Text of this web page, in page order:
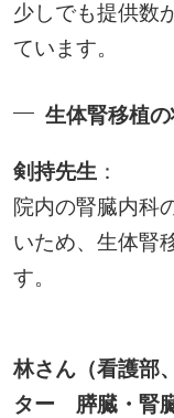
少しでも提供数
ています。
生体腎移植の
剣持先生 ：
院内の腎臓内科
いため、生体腎
す。
林さん（看護部
ター 膵臓・腎臓